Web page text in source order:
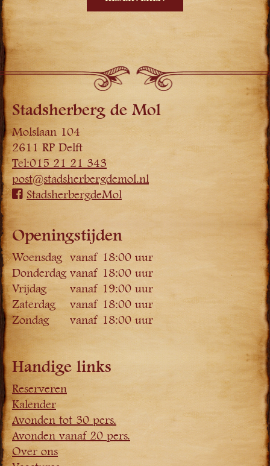
Stadsherberg de Mol
Molslaan 104
2611 RP Delft
Tel:015 21 21 343
post@stadsherbergdemol.nl
StadsherbergdeMol
Openingstijden
Woensdag vanaf 18:00 uur
Donderdagvanaf 18:00 uur
Vrijdag
vanaf 19:00 uur
Zaterdag
vanaf 18:00 uur
Zondag
vanaf 18:00 uur
Handige links
Reserveren
Kalender
Avonden tot 30 pers.
Avonden vanaf 20 pers.
Over ons